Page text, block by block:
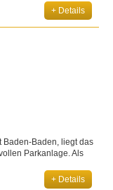
+ Details
Baden-Baden, liegt das
Parkanlage. Als
+ Details